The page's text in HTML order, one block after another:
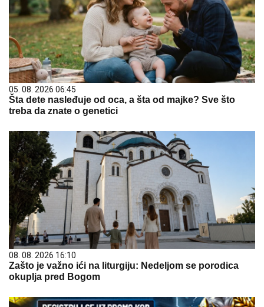
05. 08. 2026 06:45
Šta dete nasleđuje od oca, a šta od majke? Sve što
treba da znate o genetici
08. 08. 2026 16:10
Zašto je važno ići na liturgiju: Nedeljom se porodica
okuplja pred Bogom